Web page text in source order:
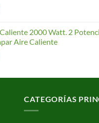
2000 Watt. 2
Aire Caliente
CATEGORÍAS